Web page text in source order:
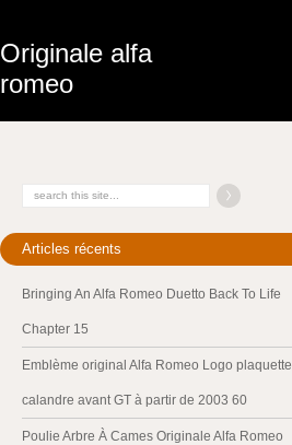
Originale alfa
romeo
Articles récents
Bringing An Alfa Romeo Duetto Back To Life
Chapter 15
Emblème original Alfa Romeo Logo plaquette
calandre avant GT à partir de 2003 60
Poulie Arbre À Cames Originale Alfa Romeo